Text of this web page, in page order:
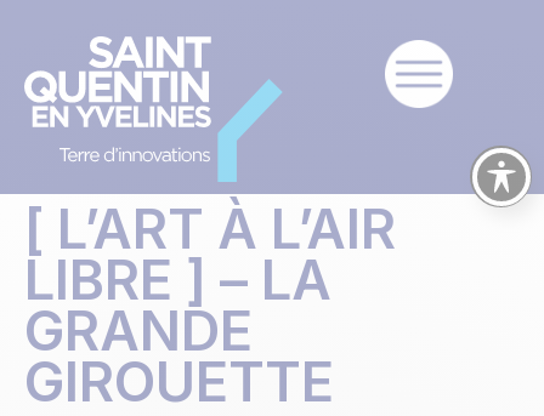
[ L’ART À L’AIR
LIBRE ] – LA
GRANDE
GIROUETTE